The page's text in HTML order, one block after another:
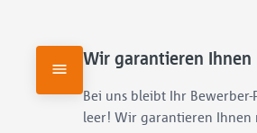
Wir garantieren Ihnen
Bei uns bleibt Ihr
leer! Wir garantieren Ihnen